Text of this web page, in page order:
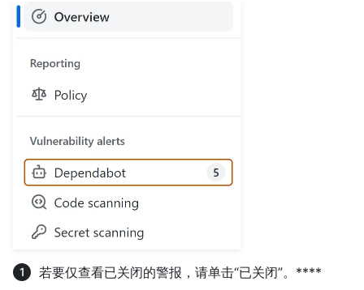
若要仅查看已关闭的警报，请单击“已关闭”。****